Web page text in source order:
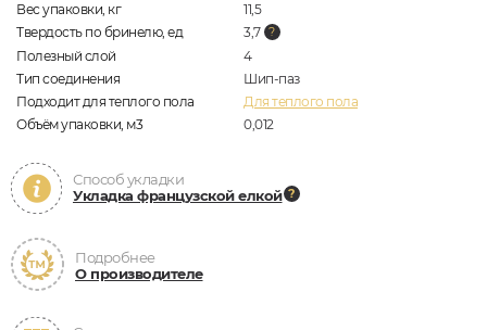
Вес упаковки, кг
11,5
Твердость по бринелю, ед
3,7
Полезный слой
4
Тип соединения
Шип-паз
Подходит для теплого пола
Для теплого пола
Объём упаковки, м3
0,012
Способ укладки
Укладка французской елкой
Подробнее
О производителе